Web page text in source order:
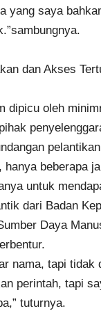
yang saya
dan Akses
dipicu oleh
hanya beberapa
untuk
dari Badan
Daya
nama, tapi tidak
perintah, tapi
tuturnya.